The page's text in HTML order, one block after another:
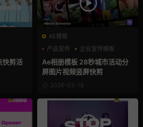
快剪活
AE模板
产品宣传
企业宣传模板
作品集
Ae相册模板 28秒城市活动分
屏图片视频竖屏快剪
2026-02-18